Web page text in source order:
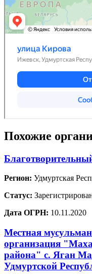
Похожие
Регион: Удмуртская
Статус:
Дата ОГРН: 10.11.2020
Местная
организация
района" с. Яган
Удмуртской